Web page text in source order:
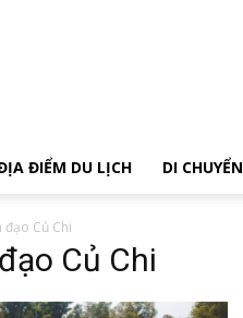
ĐIỂM DU LỊCH DI CHUYỂN
đạo Củ Chi
Củ Chi